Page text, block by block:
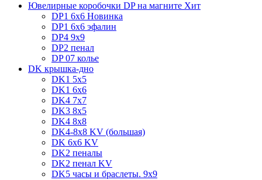
Ювелирные коробочки DP на магните Хит
DP1 6x6 Новинка
DP1 6x6 эфалин
DP4 9x9
DP2 пенал
DP 07 колье
DK крышка-дно
DK1 5x5
DK1 6x6
DK4 7х7
DK3 8x5
DK4 8x8
DK4-8x8 KV (большая)
DK 6х6 KV
DK2 пеналы
DK2 пенал KV
DK5 часы и браслеты. 9x9